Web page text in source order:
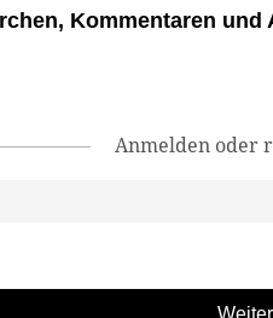
Kommentaren und
Anmelden oder